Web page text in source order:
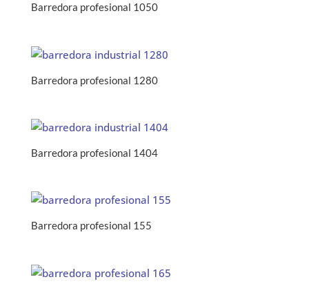
Barredora profesional 1050
Barredora profesional 1280
Barredora profesional 1404
Barredora profesional 155